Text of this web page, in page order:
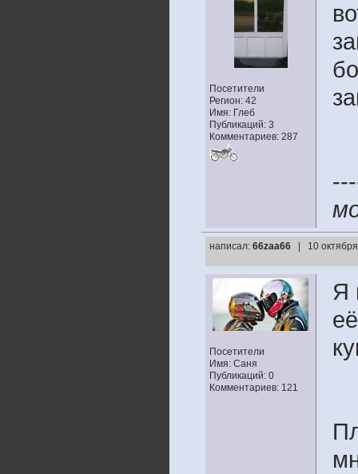
Посетители
Регион: 42
Имя: Глеб
Публикаций: 3
Комментариев: 287
написал: 66zaa66 | 10
Посетители
Имя: Саня
Публикаций: 0
Комментариев: 121
Я